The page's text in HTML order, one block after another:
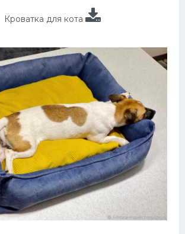
Кроватка для кота